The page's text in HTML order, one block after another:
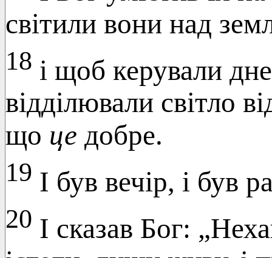
світили вони над
18 і щоб керували
відділювали світло
що це добре.
19 І був вечір, і був
20 І сказав Бог: